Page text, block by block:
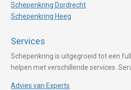
Schepenkring Dordrecht
Schepenkring Heeg
Services
Schepenkring is uitgegroeid tot een
helpen met verschillende services.
Advies van Experts